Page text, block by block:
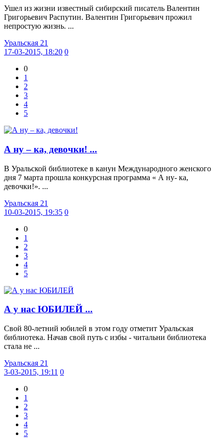
Ушел из жизни известный сибирский писатель Валентин
Григорьевич Распутин. Валентин Григорьевич прожил
непростую жизнь. ...
Уральская 21
17-03-2015, 18:20 0
0
1
2
3
4
5
А ну – ка, девочки! ...
В Уральской библиотеке в канун Международного женского
дня 7 марта прошла конкурсная программа « А ну- ка,
девочки!». ...
Уральская 21
10-03-2015, 19:35 0
0
1
2
3
4
5
А у нас ЮБИЛЕЙ ...
Свой 80-летний юбилей в этом году отметит Уральская
библиотека. Начав свой путь с избы - читальни библиотека
стала не ...
Уральская 21
3-03-2015, 19:11 0
0
1
2
3
4
5